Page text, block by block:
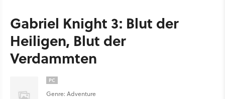
Gabriel Knight 3: Blut der
Heiligen, Blut der
Verdammten
PC
Genre: Adventure